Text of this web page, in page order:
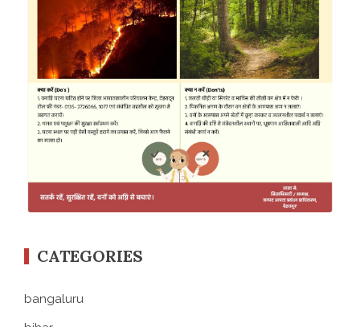
CATEGORIES
bangaluru